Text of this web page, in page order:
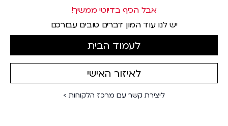
אבל הכיף בדיוטי ממשיך!
יש לנו עוד המון דברים טובים עבורכם
לעמוד הבית
לאיזור האישי
ליצירת קשר עם מרכז הלקוחות >